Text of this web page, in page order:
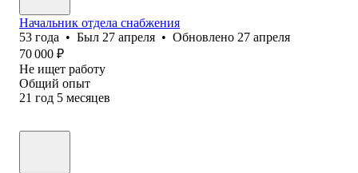
Начальник отдела снабжения
53 года • Был 27 апреля • Обновлено 27 апреля
70 000 ₽
Не ищет работу
Общий опыт
21 год 5 месяцев